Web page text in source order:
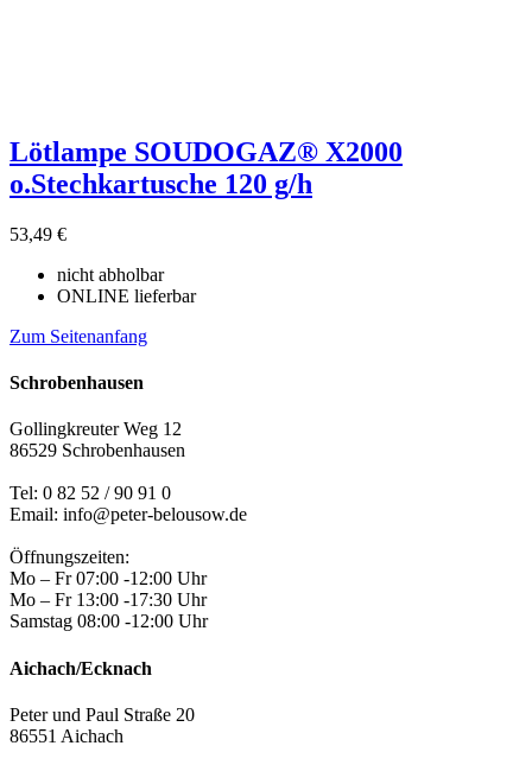
Lötlampe SOUDOGAZ® X2000
o.Stechkartusche 120 g/h
53,49 €
nicht abholbar
ONLINE lieferbar
Zum Seitenanfang
Schrobenhausen
Gollingkreuter Weg 12
86529 Schrobenhausen
Tel: 0 82 52 / 90 91 0
Email: info@peter-belousow.de
Öffnungszeiten:
Mo – Fr 07:00 -12:00 Uhr
Mo – Fr 13:00 -17:30 Uhr
Samstag 08:00 -12:00 Uhr
Aichach/Ecknach
Peter und Paul Straße 20
86551 Aichach